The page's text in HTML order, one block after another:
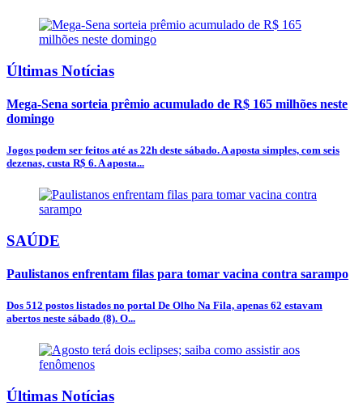
Últimas Notícias
Mega-Sena sorteia prêmio acumulado de R$ 165 milhões neste
domingo
Jogos podem ser feitos até as 22h deste sábado. A aposta simples, com seis
dezenas, custa R$ 6. A aposta...
SAÚDE
Paulistanos enfrentam filas para tomar vacina contra sarampo
Dos 512 postos listados no portal De Olho Na Fila, apenas 62 estavam
abertos neste sábado (8). O...
Últimas Notícias